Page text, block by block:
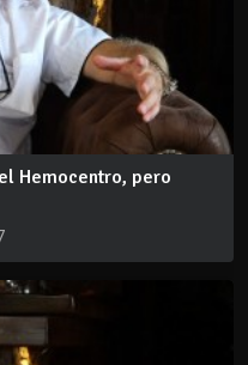
Hemocentro, pero